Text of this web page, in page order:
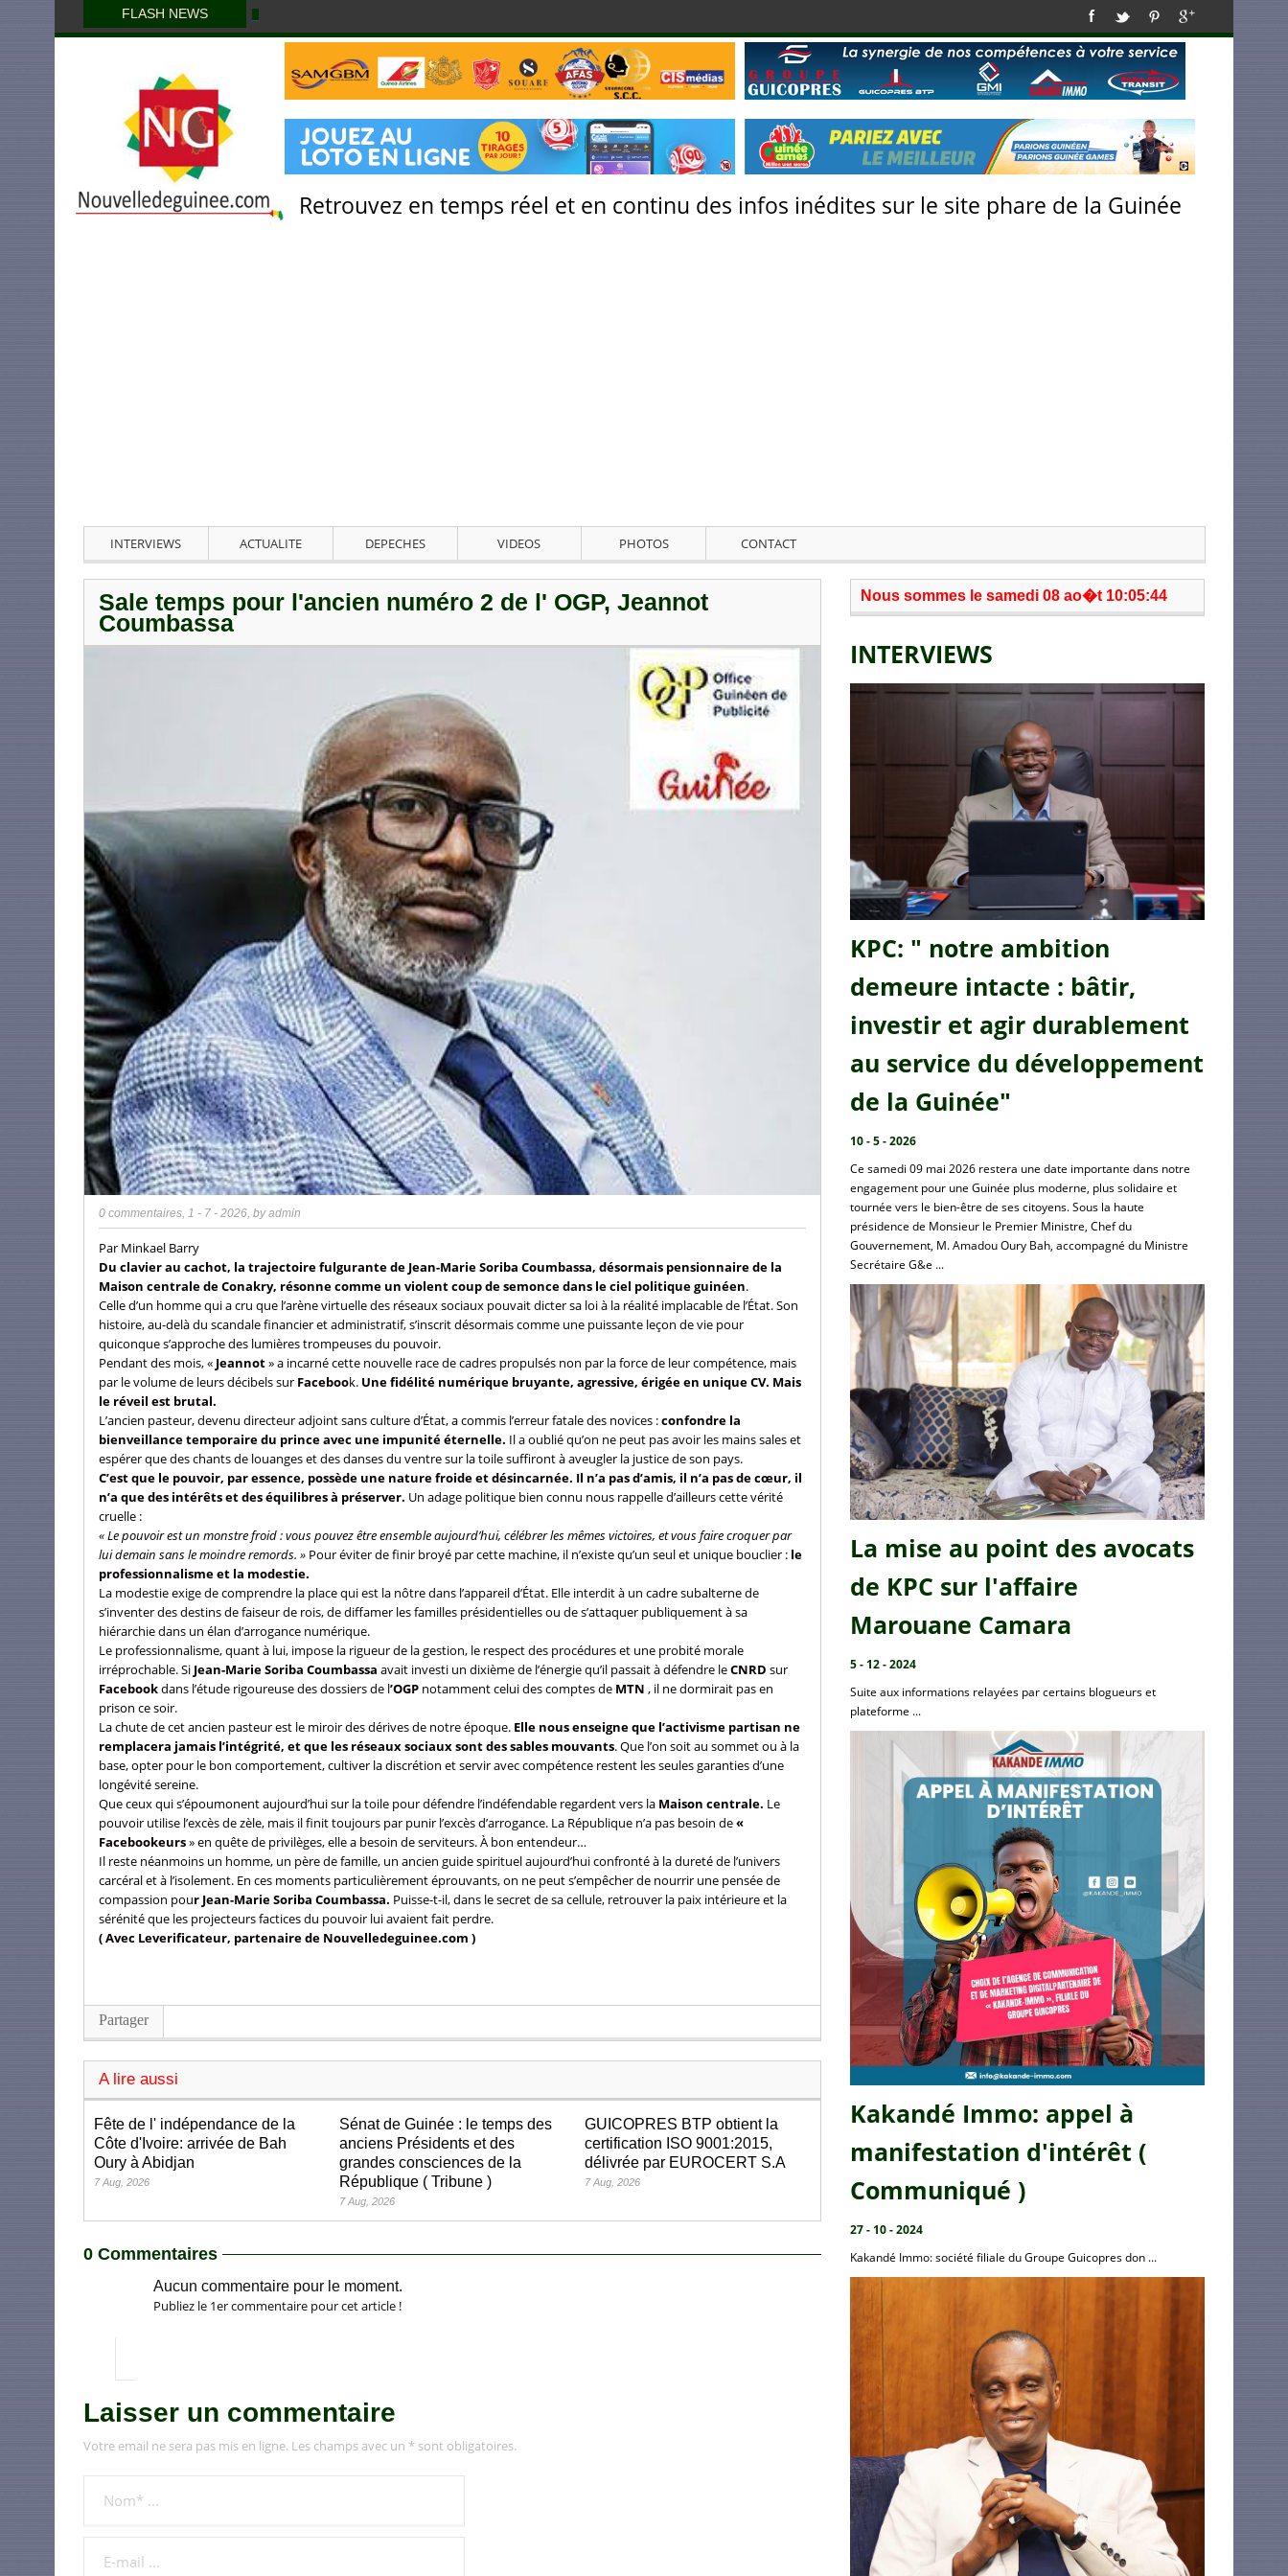
FLASH NEWS
Retrouvez en temps réel et en continu des infos inédites sur le site phare de la Guinée
INTERVIEWS ACTUALITE DEPECHES VIDEOS PHOTOS CONTACT
Sale temps pour l'ancien numéro 2 de l' OGP, Jeannot
Coumbassa
0 commentaires, 1 - 7 - 2026, byadmin
Par Minkael Barry
Du clavier au cachot, la trajectoire fulgurante de Jean-Marie Soriba Coumbassa, désormais pensionnaire de la
Maison centrale de Conakry, résonne comme un violent coup de semonce dans le ciel politique guinéen.
Celle d’un homme qui a cru que l’arène virtuelle des réseaux sociaux pouvait dicter sa loi à la réalité implacable de l’État. Son
histoire, au-delà du scandale financier et administratif, s’inscrit désormais comme une puissante leçon de vie pour
quiconque s’approche des lumières trompeuses du pouvoir.
Pendant des mois, « Jeannot» a incarné cette nouvelle race de cadres propulsés non par la force de leur compétence, mais
par le volume de leurs décibels sur Facebook. Une fidélité numérique bruyante, agressive, érigée en unique CV. Mais
le réveil est brutal.
L’ancien pasteur, devenu directeur adjoint sans culture d’État, a commis l’erreur fatale des novices :confondre la
bienveillance temporaire du prince avec une impunité éternelle. Il a oublié qu’on ne peut pas avoir les mains sales et
espérer que des chants de louanges et des danses du ventre sur la toile suffiront à aveugler la justice de son pays.
C’est que le pouvoir, par essence, possède une nature froide et désincarnée. Il n’a pas d’amis, il n’a pas de cœur, il
n’a que des intérêts et des équilibres à préserver. Un adage politique bien connu nous rappelle d’ailleurs cette vérité
cruelle :
« Le pouvoir est un monstre froid : vous pouvez être ensemble aujourd’hui, célébrer les mêmes victoires, et vous faire croquer par
lui demain sans le moindre remords. » Pour éviter de finir broyé par cette machine, il n’existe qu’un seul et unique bouclier : le
professionnalisme et la modestie.
La modestie exige de comprendre la place qui est la nôtre dans l’appareil d’État. Elle interdit à un cadre subalterne de
s’inventer des destins de faiseur de rois, de diffamer les familles présidentielles ou de s’attaquer publiquement à sa
hiérarchie dans un élan d’arrogance numérique.
Le professionnalisme, quant à lui, impose la rigueur de la gestion, le respect des procédures et une probité morale
irréprochable. Si Jean-Marie Soriba Coumbassa avait investi un dixième de l’énergie qu’il passait à défendre leCNRD sur
Facebookdans l’étude rigoureuse des dossiers de l’OGP notamment celui des comptes de MTN , il ne dormirait pas en
prison ce soir.
La chute de cet ancien pasteur est le miroir des dérives de notre époque. Elle nous enseigne que l’activisme partisan ne
remplacera jamais l’intégrité, et que les réseaux sociaux sont des sables mouvants. Que l’on soit au sommet ou à la
base, opter pour le bon comportement, cultiver la discrétion et servir avec compétence restent les seules garanties d’une
longévité sereine.
Que ceux qui s’époumonent aujourd’hui sur la toile pour défendre l’indéfendable regardent vers la Maison centrale. Le
pouvoir utilise l’excès de zèle, mais il finit toujours par punir l’excès d’arrogance. La République n’a pas besoin de«
Facebookeurs» en quête de privilèges, elle a besoin de serviteurs. À bon entendeur…
Il reste néanmoins un homme, un père de famille, un ancien guide spirituel aujourd’hui confronté à la dureté de l’univers
carcéral et à l’isolement. En ces moments particulièrement éprouvants, on ne peut s’empêcher de nourrir une pensée de
compassion pour Jean-Marie Soriba Coumbassa. Puisse-t-il, dans le secret de sa cellule, retrouver la paix intérieure et la
sérénité que les projecteurs factices du pouvoir lui avaient fait perdre.
( Avec Leverificateur, partenaire de Nouvelledeguinee.com )
Partager
A lire aussi
Fête de l' indépendance de la
Côte d'Ivoire: arrivée de Bah
Oury à Abidjan
7 Aug, 2026
Sénat de Guinée : le temps des
anciens Présidents et des
grandes consciences de la
République ( Tribune )
7 Aug, 2026
GUICOPRES BTP obtient la
certification ISO 9001:2015,
délivrée par EUROCERT S.A
7 Aug, 2026
0 Commentaires
Aucun commentaire pour le moment.
Publiez le 1er commentaire pour cet article !
Laisser un commentaire
Votre email ne sera pas mis en ligne. Les champs avec un * sont obligatoires.
Nous sommes le samedi 08 ao�t 10:05:44
INTERVIEWS
KPC: " notre ambition
demeure intacte : bâtir,
investir et agir durablement
au service du développement
de la Guinée"
10 - 5 - 2026
Ce samedi 09 mai 2026 restera une date importante dans notre
engagement pour une Guinée plus moderne, plus solidaire et
tournée vers le bien-être de ses citoyens. Sous la haute
présidence de Monsieur le Premier Ministre, Chef du
Gouvernement, M. Amadou Oury Bah, accompagné du Ministre
Secrétaire G&e ...
La mise au point des avocats
de KPC sur l'affaire
Marouane Camara
5 - 12 - 2024
Suite aux informations relayées par certains blogueurs et
plateforme ...
Kakandé Immo: appel à
manifestation d'intérêt (
Communiqué )
27 - 10 - 2024
Kakandé Immo: société filiale du Groupe Guicopres don ...